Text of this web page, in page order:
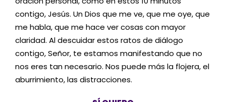
contigo, Jesús. Un Dios que me ve, que me oye, que
me habla, que me hace ver cosas con mayor
claridad. Al descuidar estos ratos de diálogo
contigo, Señor, te estamos manifestando que no
nos eres tan necesario. Nos puede más la flojera, el
aburrimiento, las distracciones.